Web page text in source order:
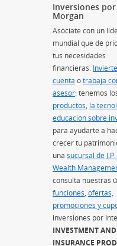
Inversiones por
Morgan
Asóciate con un
mundial que dé
tus necesidades
financieras.
cuenta (Se abre en
otrabaja
asesor(Se abre en
: tenemos
productos (Se
la
educación sobre
para ayudarte a
crecer tu
una sucursal de
Wealth
consulta nuestras
funciones (Se abre
ofertas,
promociones y
inversiones por
INVESTMENT AND
INSURANCE